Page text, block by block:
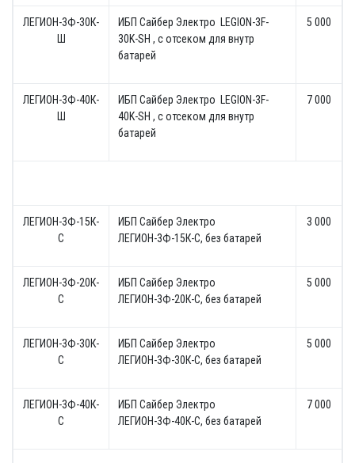
ЛЕГИОН-3Ф-30К-
Ш
ИБП Сайбер Электро LEGION-3F-
30K-SH , с отсеком для внутр
батарей
5 000
ЛЕГИОН-3Ф-40К-
Ш
ИБП Сайбер Электро LEGION-3F-
40K-SH , с отсеком для внутр
батарей
7 000
ЛЕГИОН-3Ф-15К-
C
ИБП Сайбер Электро
ЛЕГИОН-3Ф-15К-C, без батарей
3 000
ЛЕГИОН-3Ф-20К-
С
ИБП Сайбер Электро
ЛЕГИОН-3Ф-20К-C, без батарей
5 000
ЛЕГИОН-3Ф-30К-
С
ИБП Сайбер Электро
ЛЕГИОН-3Ф-30К-C, без батарей
5 000
ЛЕГИОН-3Ф-40К-
С
ИБП Сайбер Электро
ЛЕГИОН-3Ф-40К-C, без батарей
7 000